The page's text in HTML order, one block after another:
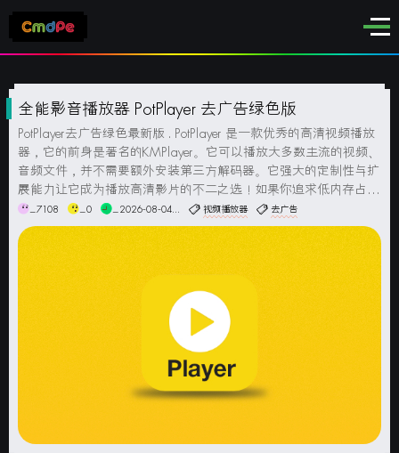
全能影音播放器 PotPlayer 去广告绿色版
PotPlayer去广告绿色最新版 . PotPlayer 是一款优秀的高清视频播放
器，它的前身是著名的KMPlayer。它可以播放大多数主流的视频、
音频文件，并不需要额外安装第三方解码器。它强大的定制性与扩
展能力让它成为播放高清影片的不二之选！如果你追求低内存占
用、无广告、功能强大又唯美的本地播放器，它是最好的选择。它
体积小，占用内存资...
_7108 _0 _2026-08-04... 视频播放器 去广告